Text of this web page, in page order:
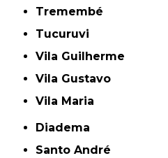
Tremembé
Tucuruvi
Vila Guilherme
Vila Gustavo
Vila Maria
Diadema
Santo André